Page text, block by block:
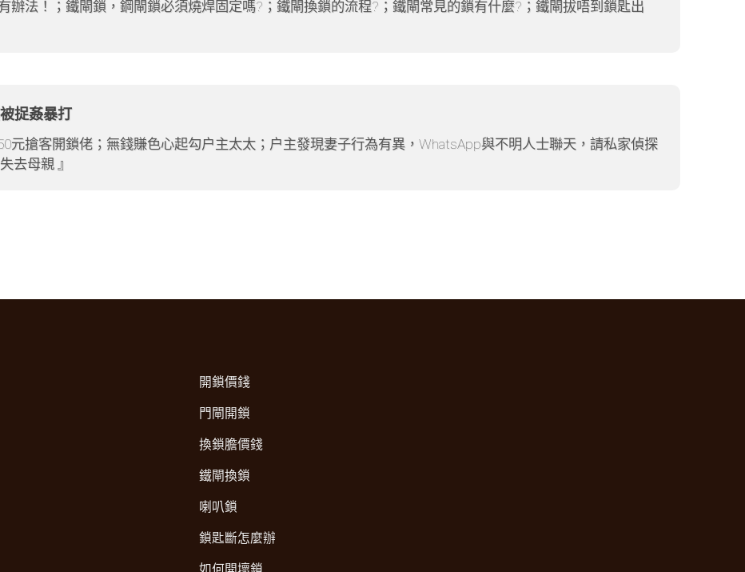
辦法！；鐵閘鎖，鋼閘鎖必須燒焊固定嗎?；鐵閘換鎖的流程?；鐵閘常見的鎖有什麼?；鐵閘拔唔到鎖匙出
捉姦暴打
元搶客開鎖佬；無錢賺色心起勾户主太太；户主發現妻子行為有異，WhatsApp與不明人士聯天，請私家偵探
去母親
開鎖價錢
門閘開鎖
換鎖膽價錢
鐵閘換鎖
喇叭鎖
鎖匙斷怎麼辦